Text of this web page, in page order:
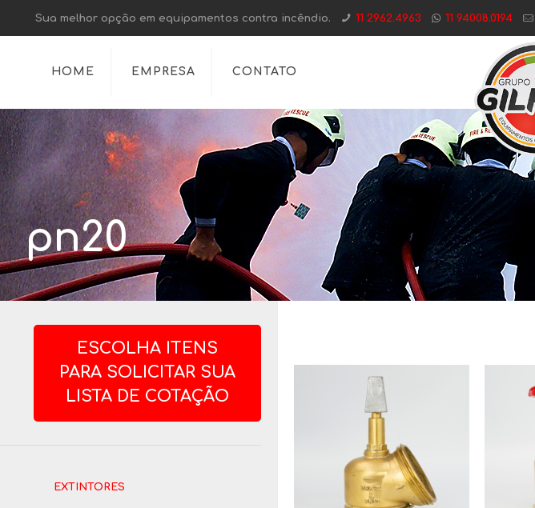
Sua melhor opção em equipamentos contra incêndio. 11 2962.4963 11 94008.0194
HOME EMPRESA CONTATO
pn20
ESCOLHA ITENS
PARA SOLICITAR SUA
LISTA DE COTAÇÃO
Extintores